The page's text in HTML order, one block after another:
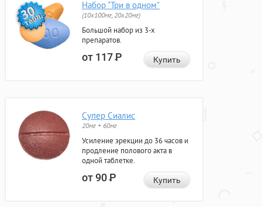
Набор "Три в одном"
(10x100мг, 20x20мг)
Большой набор из 3-х
препаратов.
от 117Р Купить
Супер Сиалис
20мг + 60мг
Усиление эрекции до 36 часов и
продление полового акта в
одной таблетке.
от 90Р Купить